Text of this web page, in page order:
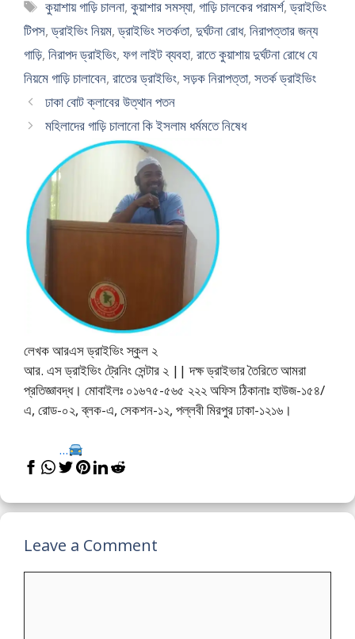
Tags
কুয়াশায় গাড়ি চালনা,কুয়াশার সমস্যা,গাড়ি চালকের পরামর্শ,ড্রাইভিং
টিপস,ড্রাইভিং নিয়ম,ড্রাইভিং সতর্কতা, দুর্ঘটনা রোধ, নিরাপত্তার জন্য
গাড়ি, নিরাপদ ড্রাইভিং, ফগ লাইট ব্যবহা, রাতে কুয়াশায় দুর্ঘটনা রোধে যে
নিয়মে গাড়ি চালাবেন, রাতের ড্রাইভিং, সড়ক নিরাপত্তা, সতর্ক ড্রাইভিং
ঢাকা বোট ক্লাবের উত্থান পতন
মহিলাদের গাড়ি চালানো কি ইসলাম ধর্মমতে নিষেধ
লেখক আরএস ড্রাইভিং স্কুল ২
আর. এস ড্রাইভিং ট্রেনিং সেন্টার ২ || দক্ষ ড্রাইভার তৈরিতে আমরা
প্রতিজ্ঞাবদ্ধ। মোবাইলঃ ০১৬৭৫-৫৬৫ ২২২ অফিস ঠিকানাঃ হাউজ-১৫৪/
এ, রোড-০২, ব্লক-এ, সেকশন-১২, পল্লবী মিরপুর ঢাকা-১২১৬।
...
Leave a Comment